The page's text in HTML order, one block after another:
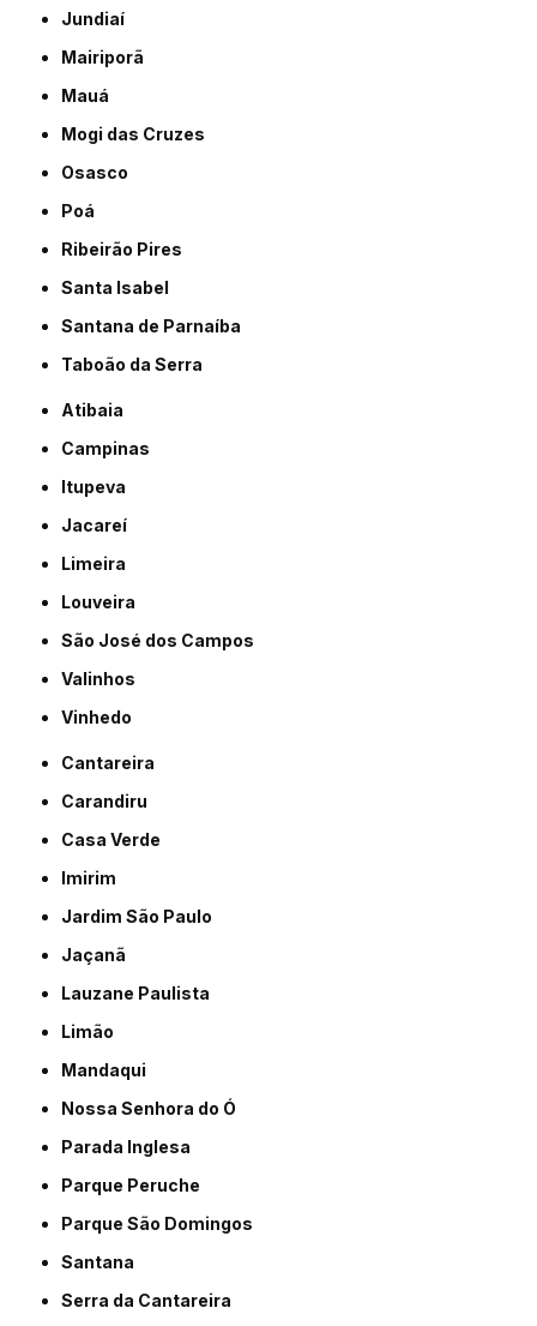
Jundiaí
Mairiporã
Mauá
Mogi das Cruzes
Osasco
Poá
Ribeirão Pires
Santa Isabel
Santana de Parnaíba
Taboão da Serra
Atibaia
Campinas
Itupeva
Jacareí
Limeira
Louveira
São José dos Campos
Valinhos
Vinhedo
Cantareira
Carandiru
Casa Verde
Imirim
Jardim São Paulo
Jaçanã
Lauzane Paulista
Limão
Mandaqui
Nossa Senhora do Ó
Parada Inglesa
Parque Peruche
Parque São Domingos
Santana
Serra da Cantareira